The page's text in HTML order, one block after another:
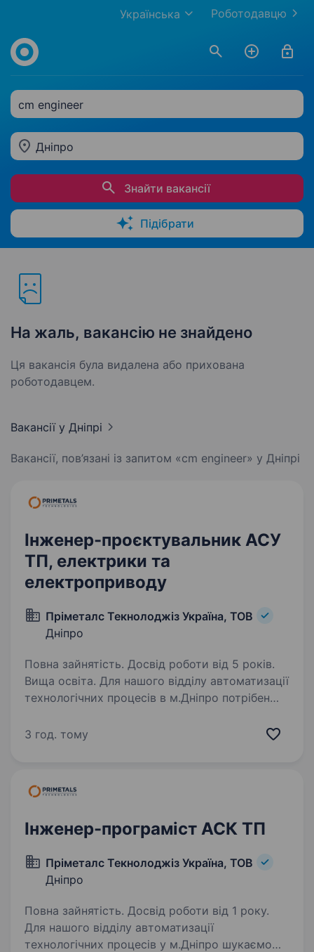
Роботодавцю
Українська
cm engineer
Дніпро
Знайти вакансії
Підібрати
На жаль, вакансію не знайдено
Ця вакансія була видалена або прихована
роботодавцем.
Вакансії у Дніпрі
Вакансії, пов’язані із запитом «cm engineer» у Дніпрі
Інженер-проєктувальник АСУ
ТП, електрики та
електроприводу
Пріметалс Текнолоджіз Україна, ТОВ
Дніпро
Повна зайнятість. Досвід роботи від 5 років.
Вища освіта. Для нашого відділу автоматизації
технологічних процесів в м.Дніпро потрібен
Проектування систем розподілу низької
3 год. тому
Інженер-програміст АСК ТП
Пріметалс Текнолоджіз Україна, ТОВ
Дніпро
Повна зайнятість. Досвід роботи від 1 року.
Для нашого відділу автоматизації
технологічних процесів у м.Дніпро шукаємо